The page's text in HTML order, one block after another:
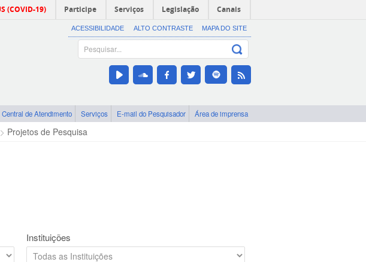
(COVID-19) Participe Serviços Legislação Canais
ACESSIBILIDADE ALTO CONTRASTE MAPA DO SITE
Central de Atendimento Serviços E-mail do Pesquisador Área de imprensa
Projetos de Pesquisa
Instituições